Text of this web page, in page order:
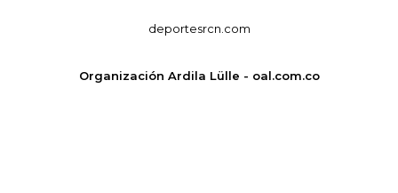
deportesrcn.com
Organización Ardila Lülle - oal.com.co